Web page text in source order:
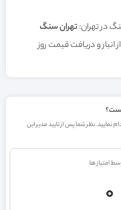
در تهران:تهران سنگ
انبار و دریافت قیمت روز
نمایید. نظر شما پس از تایید مدیر این
امتیاز ها
0